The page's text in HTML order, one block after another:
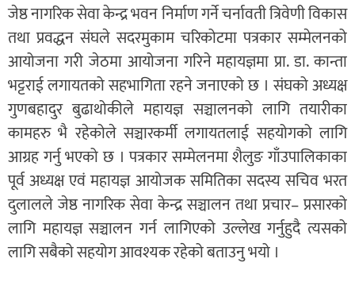
जेष्ठ नागरिक सेवा केन्द्र भवन निर्माण गर्ने चर्नावती त्रिवेणी विकास
तथा प्रवद्धन संघले सदरमुकाम चरिकोटमा पत्रकार सम्मेलनको
आयोजना गरी जेठमा आयोजना गरिने महायज्ञमा प्रा. डा. कान्ता
भट्टराई लगायतको सहभागिता रहने जनाएको छ । संघको अध्यक्ष
गुणबहादुर बुढाथोकीले महायज्ञ सञ्चालनको लागि तयारीका
कामहरु भै रहेकोले सञ्चारकर्मी लगायतलाई सहयोगको लागि
आग्रह गर्नु भएको छ । पत्रकार सम्मेलनमा शैलुङ गाँउपालिकाका
पूर्व अध्यक्ष एवं महायज्ञ आयोजक समितिका सदस्य सचिव भरत
दुलालले जेष्ठ नागरिक सेवा केन्द्र सञ्चालन तथा प्रचार– प्रसारको
लागि महायज्ञ सञ्चालन गर्न लागिएको उल्लेख गर्नुहुदै त्यसको
लागि सबैको सहयोग आवश्यक रहेको बताउनु भयो ।